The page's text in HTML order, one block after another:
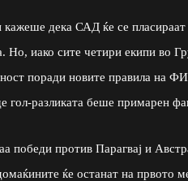
дека САД ќе се
Но, иако сите четири екипи во
поради новите правила на
гол-разликата беше примарен
против Парагвај и
ќе останат на првото